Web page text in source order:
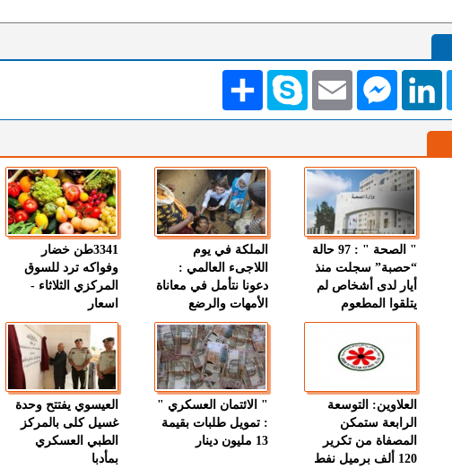
انشر Skype EmailMessengerLinkedIn
" الصحة " : 97 حالة
“حصبة” سجلت منذ
أيار لدى أشخاص لم
يتلقوا المطعوم
الملكة في يوم
اللاجىء العالمي :
دعونا نتأمل في معاناة
الأمهات والرضع
3341طن خضار
وفواكه ترد للسوق
المركزي الثلاثاء -
اسعار
العلاوين: التوسعة
الرابعة ستمكن
المصفاة من تكرير
120 ألف برميل نفط
" الائتمان العسكري "
: تمويل طلبات بقيمة
13 مليون دينار
العيسوي يفتتح وحدة
غسيل كلى بالمركز
الطبي العسكري
بمأدبا